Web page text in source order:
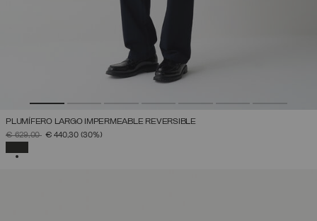
PLUMÍFERO LARGO IMPERMEABLE REVERSIBLE
PRECIO REBAJADO DE
€ 629,00A€ 440,30 (30%)